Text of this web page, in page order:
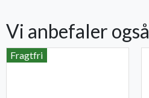
Vi anbefaler også
Fragtfri